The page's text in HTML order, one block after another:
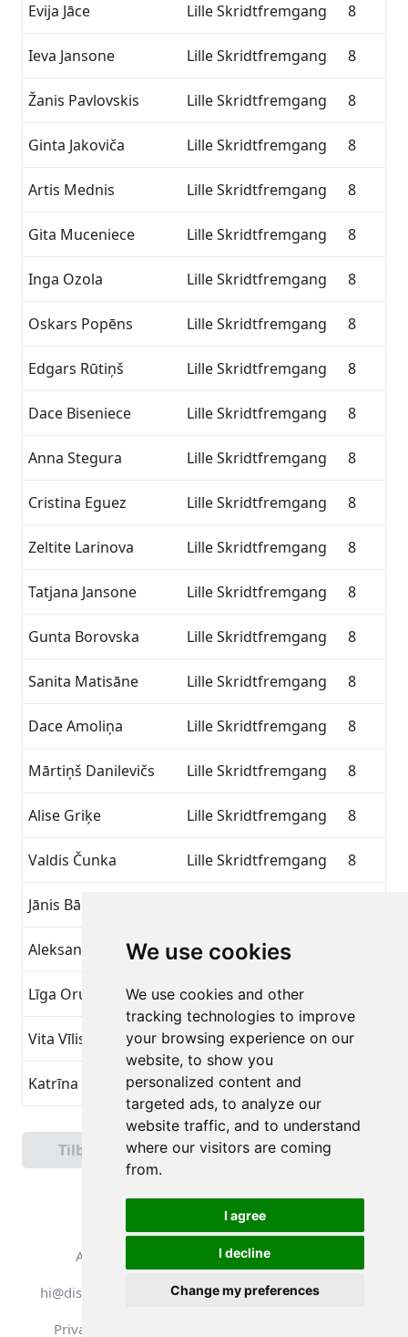
We use cookies
We use cookies and other
tracking technologies to improve
your browsing experience on our
website, to show you
personalized content and
targeted ads, to analyze our
website traffic, and to understand
where our visitors are coming
from.
I agree
I decline
Change my preferences
Evija Jāce Lille Skridtfremgang 8
Ieva Jansone Lille Skridtfremgang 8
Žanis Pavlovskis Lille Skridtfremgang 8
Ginta Jakoviča Lille Skridtfremgang 8
Artis Mednis Lille Skridtfremgang 8
Gita Muceniece Lille Skridtfremgang 8
Inga Ozola Lille Skridtfremgang 8
Oskars Popēns Lille Skridtfremgang 8
Edgars Rūtiņš Lille Skridtfremgang 8
Dace Biseniece Lille Skridtfremgang 8
Anna Stegura Lille Skridtfremgang 8
Cristina Eguez Lille Skridtfremgang 8
Zeltite Larinova Lille Skridtfremgang 8
Tatjana Jansone Lille Skridtfremgang 8
Gunta Borovska Lille Skridtfremgang 8
Sanita Matisāne Lille Skridtfremgang 8
Dace Amoliņa Lille Skridtfremgang 8
Mārtiņš Danilevičs Lille Skridtfremgang 8
Alise Griķe Lille Skridtfremgang 8
Valdis Čunka Lille Skridtfremgang 8
Jānis Bārtulis
Aleksandrs Kangurs Lille Skridtfremgang
Līga Orupa Lille Skridtfremgang
Vita Vīlistere Lille Skridtfremgang 8
Katrīna Kalniņa Lille Skridtfremgang
Tilbage
Side 1 af 4
Samlet 90 Præstationer
Næste
Alle rettigheder forbeholdes. DistantRace
hi@distantrace.com
+371 25425987
Privatlivspolitik